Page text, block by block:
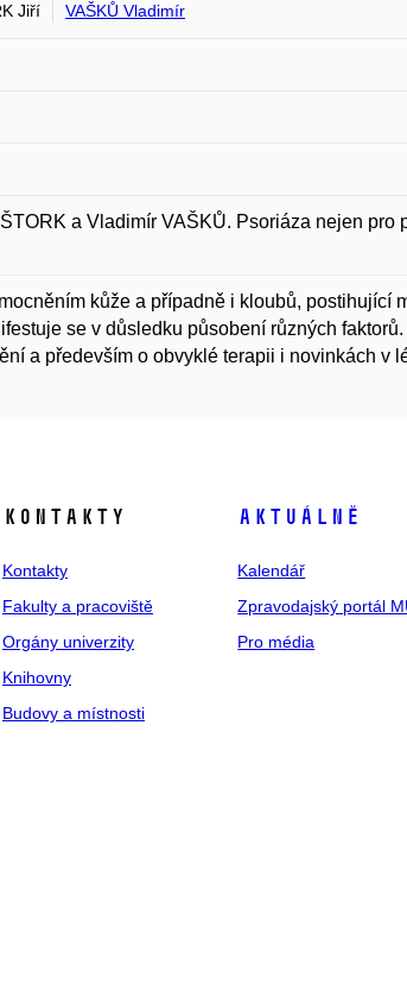
Jiří VAŠKŮ Vladimír
a Vladimír VAŠKŮ. Psoriáza nejen pro
kůže a případně i kloubů, postihující
se v důsledku působení různých
a především o obvyklé terapii i novinkách v
Kontakty
Kontakty
Fakulty a pracoviště
Orgány univerzity
Knihovny
Budovy a místnosti
Aktuálně
Kalendář
Zpravodajský portál
Pro média